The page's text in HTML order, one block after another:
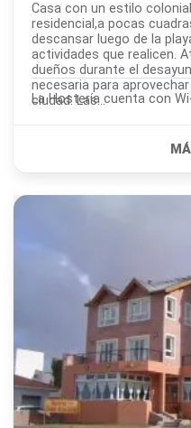
Casa con un estilo
residencial,a pocas
descansar luego de la
actividades que realicen. Atención personalizada por sus
dueños durante el
necesaria para
ciudad. Las...
La